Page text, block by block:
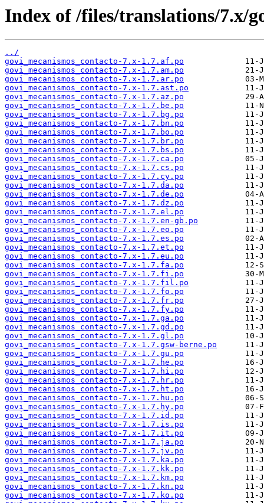
Index of /files/translations/7.x/
../
govi_mecanismos_contacto-7.x-1.7.af.po
govi_mecanismos_contacto-7.x-1.7.am.po
govi_mecanismos_contacto-7.x-1.7.ar.po
govi_mecanismos_contacto-7.x-1.7.ast.po
govi_mecanismos_contacto-7.x-1.7.az.po
govi_mecanismos_contacto-7.x-1.7.be.po
govi_mecanismos_contacto-7.x-1.7.bg.po
govi_mecanismos_contacto-7.x-1.7.bn.po
govi_mecanismos_contacto-7.x-1.7.bo.po
govi_mecanismos_contacto-7.x-1.7.br.po
govi_mecanismos_contacto-7.x-1.7.bs.po
govi_mecanismos_contacto-7.x-1.7.ca.po
govi_mecanismos_contacto-7.x-1.7.cs.po
govi_mecanismos_contacto-7.x-1.7.cy.po
govi_mecanismos_contacto-7.x-1.7.da.po
govi_mecanismos_contacto-7.x-1.7.de.po
govi_mecanismos_contacto-7.x-1.7.dz.po
govi_mecanismos_contacto-7.x-1.7.el.po
govi_mecanismos_contacto-7.x-1.7.en-gb.po
govi_mecanismos_contacto-7.x-1.7.eo.po
govi_mecanismos_contacto-7.x-1.7.es.po
govi_mecanismos_contacto-7.x-1.7.et.po
govi_mecanismos_contacto-7.x-1.7.eu.po
govi_mecanismos_contacto-7.x-1.7.fa.po
govi_mecanismos_contacto-7.x-1.7.fi.po
govi_mecanismos_contacto-7.x-1.7.fil.po
govi_mecanismos_contacto-7.x-1.7.fo.po
govi_mecanismos_contacto-7.x-1.7.fr.po
govi_mecanismos_contacto-7.x-1.7.fy.po
govi_mecanismos_contacto-7.x-1.7.ga.po
govi_mecanismos_contacto-7.x-1.7.gd.po
govi_mecanismos_contacto-7.x-1.7.gl.po
govi_mecanismos_contacto-7.x-1.7.gsw-berne.po
govi_mecanismos_contacto-7.x-1.7.gu.po
govi_mecanismos_contacto-7.x-1.7.he.po
govi_mecanismos_contacto-7.x-1.7.hi.po
govi_mecanismos_contacto-7.x-1.7.hr.po
govi_mecanismos_contacto-7.x-1.7.ht.po
govi_mecanismos_contacto-7.x-1.7.hu.po
govi_mecanismos_contacto-7.x-1.7.hy.po
govi_mecanismos_contacto-7.x-1.7.id.po
govi_mecanismos_contacto-7.x-1.7.is.po
govi_mecanismos_contacto-7.x-1.7.it.po
govi_mecanismos_contacto-7.x-1.7.ja.po
govi_mecanismos_contacto-7.x-1.7.jv.po
govi_mecanismos_contacto-7.x-1.7.ka.po
govi_mecanismos_contacto-7.x-1.7.kk.po
govi_mecanismos_contacto-7.x-1.7.km.po
govi_mecanismos_contacto-7.x-1.7.kn.po
govi_mecanismos_contacto-7.x-1.7.ko.po